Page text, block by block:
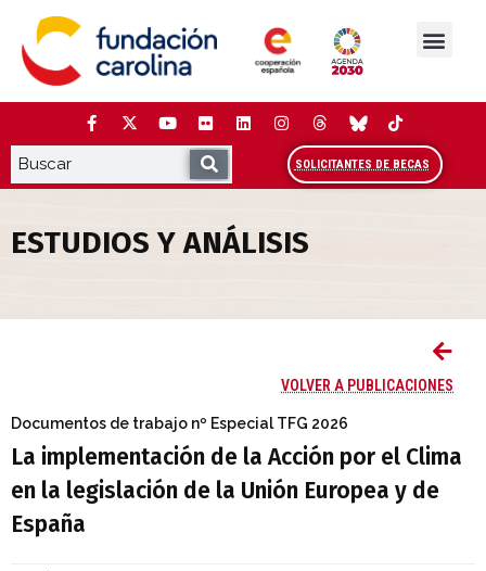
contenido
SOLICITANTES DE BECAS
ESTUDIOS Y ANÁLISIS
VOLVER A PUBLICACIONES
Documentos de trabajo nº Especial TFG 2026
La implementación de la Acción por el Clima
en la legislación de la Unión Europea y de
España